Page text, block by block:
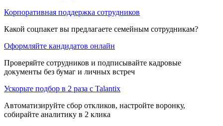
Корпоративная поддержка сотрудников
Какой соцпакет вы предлагаете семейным сотрудникам?
Оформляйте кандидатов онлайн
Проверяйте сотрудников и подписывайте кадровые
документы без бумаг и личных встреч
Ускорьте подбор в 2 раза с Talantix
Автоматизируйте сбор откликов, настройте воронку,
собирайте аналитику в 2 клика